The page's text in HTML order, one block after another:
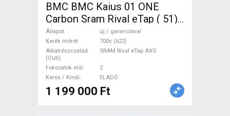
BMC BMC Kaius 01 ONE
Carbon Sram Rival eTap ( 51)
Gravel / CX SRAM Rival eTap
AXS tárcsafék új / garanciával
ELADÓ
Állapot
új / garanciával
Kerék méret
700c (622)
Alkatrészcsalád
(Outi)
SRAM Rival eTap AXS
Fokozatok elöl
2
Keres / Kínál
ELADÓ
1 199 000 Ft